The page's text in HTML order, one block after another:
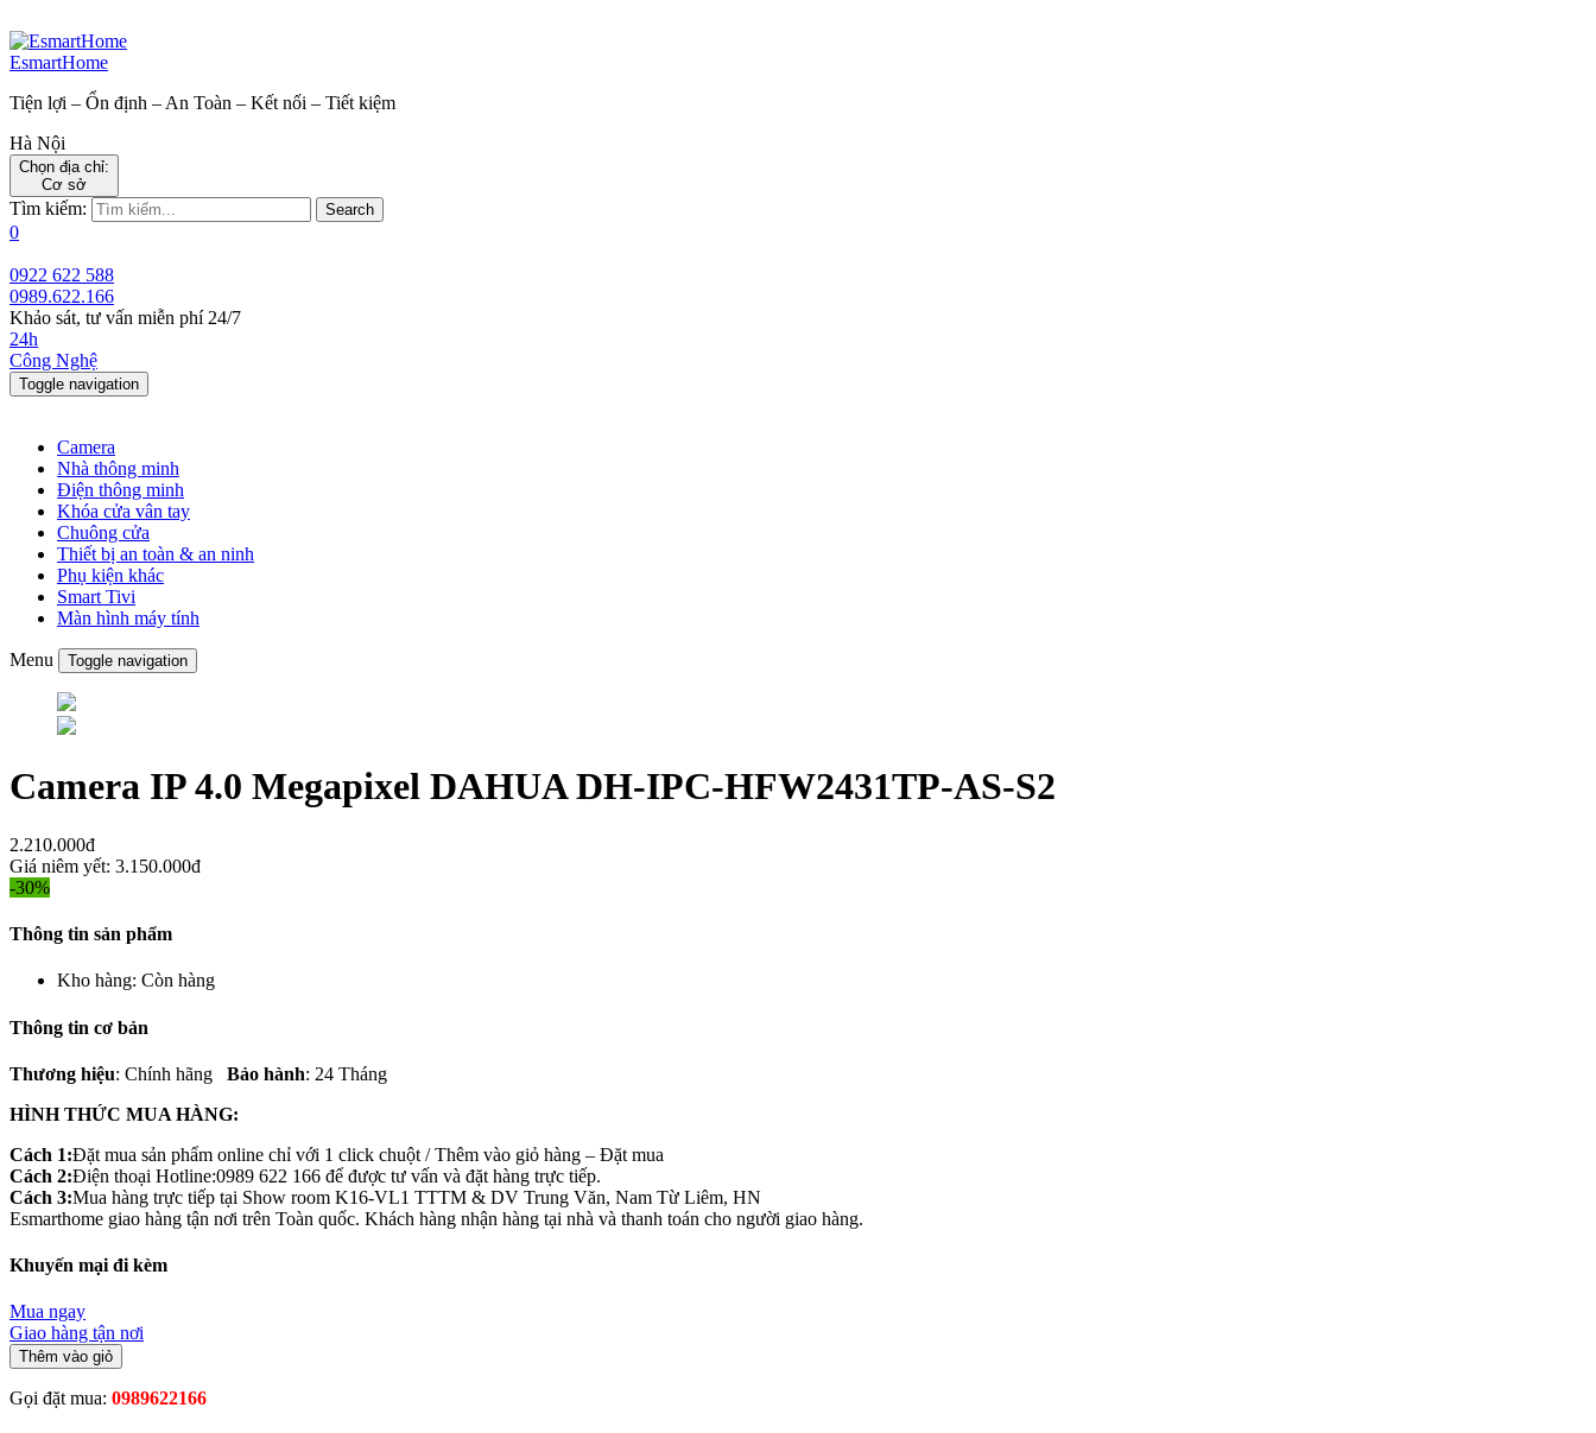
EsmartHome
Tiện lợi – Ổn định – An Toàn – Kết nối – Tiết kiệm
Hà Nội
Chọn địa chỉ:
Cơ sở
Tìm kiếm: Search
0
0922 622 588
0989.622.166
Khảo sát, tư vấn miễn phí 24/7
24h
Công Nghệ
Toggle navigation
Camera
Nhà thông minh
Điện thông minh
Khóa cửa vân tay
Chuông cửa
Thiết bị an toàn & an ninh
Phụ kiện khác
Smart Tivi
Màn hình máy tính
Menu Toggle navigation
Camera IP 4.0 Megapixel DAHUA DH-IPC-HFW2431TP-AS-S2
2.210.000đ
Giá niêm yết: 3.150.000đ
-30%
Thông tin sản phẩm
Kho hàng: Còn hàng
Thông tin cơ bản
Thương hiệu: Chính hãng Bảo hành: 24 Tháng
HÌNH THỨC MUA HÀNG:
Cách 1:Đặt mua sản phẩm online chỉ với 1 click chuột / Thêm vào giỏ hàng – Đặt mua
Cách 2:Điện thoại Hotline:0989 622 166 để được tư vấn và đặt hàng trực tiếp.
Cách 3:Mua hàng trực tiếp tại Show room K16-VL1 TTTM & DV Trung Văn, Nam Từ Liêm, HN
Esmarthome giao hàng tận nơi trên Toàn quốc. Khách hàng nhận hàng tại nhà và thanh toán cho người giao hàng.
Khuyến mại đi kèm
Mua ngay
Giao hàng tận nơi
Thêm vào giỏ
Gọi đặt mua: 0989622166